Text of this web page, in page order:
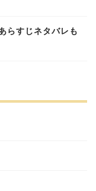
らすじネタバレも